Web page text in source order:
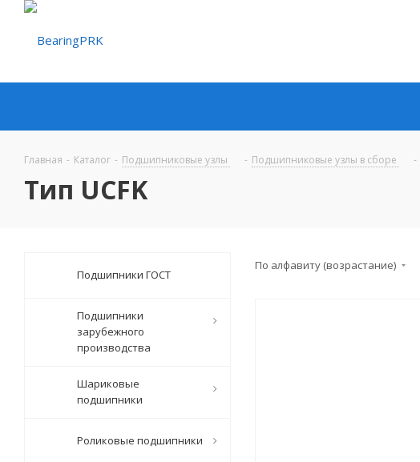
Главная - Каталог - Подшипниковые узлы - Подшипниковые узлы в сборе -
Тип UCFK
По алфавиту (возрастание)
Подшипники ГОСТ
Подшипники
зарубежного
производства
Шариковые
подшипники
Роликовые подшипники